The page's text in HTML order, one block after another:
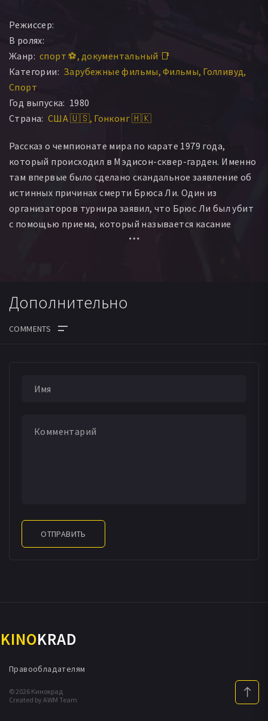
Режиссер:
В ролях:
Жанр: спорт ⚽ документальный 📑
Категории: Зарубежные фильмы Фильмы Голливуд
Спорт
Год выпуска: 1980
Страна: США 🇺🇸 Гонконг 🇭🇰
Рассказ о чемпионате мира по карате 1979 года,
который происходил в Мэдисон-сквер-гарден. Именно
там впервые было сделано скандальное заявление об
истинных причинах смерти Брюса Ли. Один из
организаторов турнира заявил, что Брюс Ли был убит
с помощью приема, который называется касание
смерти и вызывает нарушение функций организма. В
Дополнительно
ОТПРАВИТЬ
KINOKRAD
© 2026 Кинокрад
Created by AWM Team
Правообладателям